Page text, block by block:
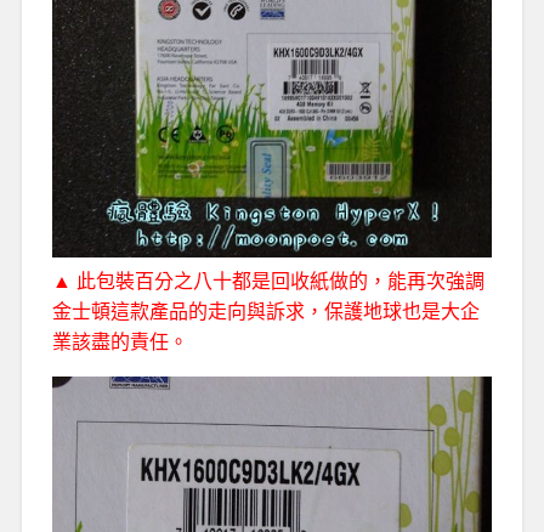
▲ 此包裝百分之八十都是回收紙做的，能再次強調
金士頓這款產品的走向與訴求，保護地球也是大企
業該盡的責任。